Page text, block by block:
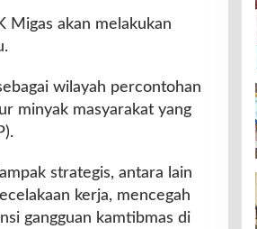
Migas akan melakukan
wilayah percontohan
minyak masyarakat yang
strategis, antara lain
kerja, mencegah
gangguan kamtibmas di